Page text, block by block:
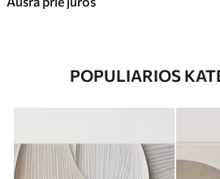
POPULIARIOS